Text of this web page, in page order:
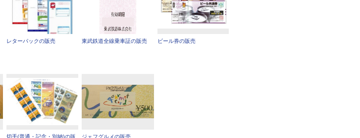
レターパックの販売 東武鉄道全線乗車証の販売 ビール券の販売
切手(普通・記念・別納)の販
ジェフグルメの販売